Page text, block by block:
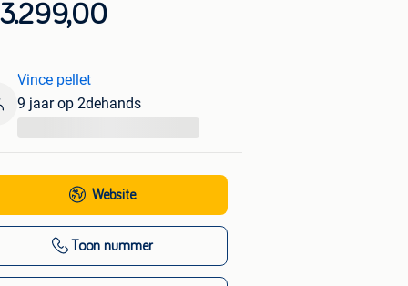
Vince pellet
9 jaar op 2dehands
Website
Toon nummer